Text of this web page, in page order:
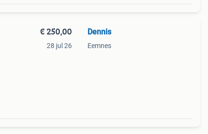
€ 250,00
28 jul 26
Dennis
Eemnes